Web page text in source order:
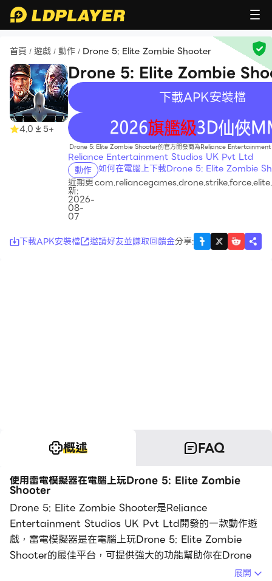
首頁 / 遊戲 / 動作 / Drone 5: Elite Zombie Shooter
4.0 5+
Drone 5: Elite Zombie
下載APK安裝檔
recommend
Drone 5: Elite Zombie Shooter的官方開發商為Reliance
Reliance Entertainment Studios UK Pvt Ltd
動作 如何在電腦上下載Drone 5: Elite Zombie
近期更
新:
2026-
08-
07
下載APK安裝檔 邀請好友並賺取回饋金分享:
概述 FAQ
使用雷電模擬器在電腦上玩Drone 5: Elite Zombie
Shooter
Drone 5: Elite Zombie Shooter是Reliance
Entertainment Studios UK Pvt Ltd開發的一款動作遊
戲，雷電模擬器是在電腦上玩Drone 5: Elite Zombie
Shooter的最佳平台，可提供強大的功能幫助你在Drone
5: Elite Zombie Shooter中獲得沉浸式的遊戲體驗。展開